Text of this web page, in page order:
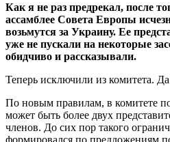
Как я не раз предрекал, после
ассамблее Совета Европы
возьмутся за Украину. Ее
уже не пускали на некоторые
обидчиво и рассказывали.
Теперь исключили из комитета.
По новым правилам, в комитете
может быть более двух
членов. До сих пор такого
формировался по предложениям